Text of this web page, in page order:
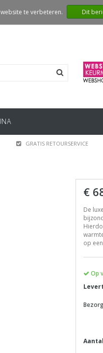
GRATIS RETOURSERVICE
€
De
op
Op
te verbeteren. Dit